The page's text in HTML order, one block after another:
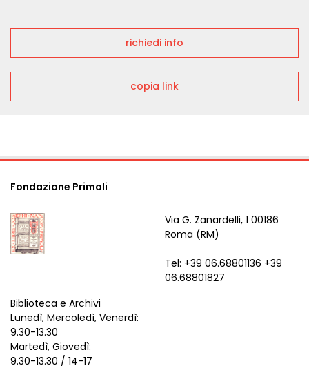
richiedi info
copia link
Fondazione Primoli
Via G. Zanardelli, 1 00186
Roma (RM)
Tel: +39 06.68801136 +39
06.68801827
Biblioteca e Archivi
Lunedì, Mercoledì, Venerdì:
9.30-13.30
Martedì, Giovedì:
9.30-13.30 / 14-17